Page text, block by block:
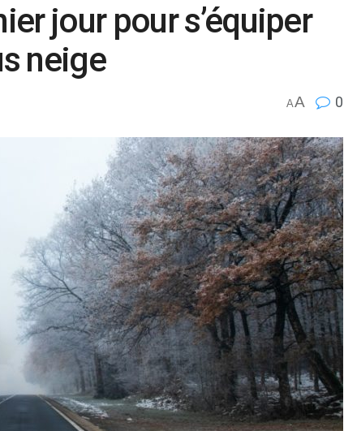
jour pour s’équiper
neige
AA 0